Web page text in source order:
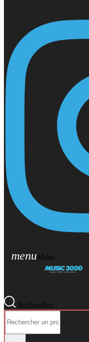
menuMenu
Rechercher